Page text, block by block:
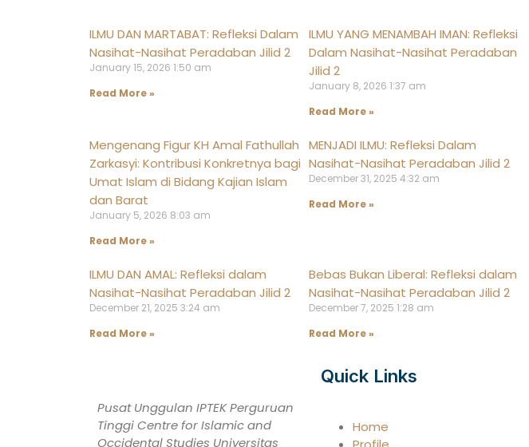
ILMU DAN MARTABAT: Refleksi Dalam
Nasihat-Nasihat Peradaban Jilid 2
January 15, 2026 1:50 am
Read More »
ILMU YANG MENAMBAH IMAN: Refleksi
Dalam Nasihat-Nasihat Peradaban
Jilid 2
January 8, 2026 1:37 am
Read More »
Mengenang Figur KH Amal Fathullah
Zarkasyi: Kontribusi Konkretnya bagi
Umat Islam di Bidang Kajian Islam
dan Barat
January 5, 2026 8:03 am
Read More »
MENJADI ILMU: Refleksi Dalam
Nasihat-Nasihat Peradaban Jilid 2
December 31, 2025 4:32 am
Read More »
ILMU DAN AMAL: Refleksi dalam
Nasihat-Nasihat Peradaban Jilid 2
December 21, 2025 3:24 am
Read More »
Bebas Bukan Liberal: Refleksi dalam
Nasihat-Nasihat Peradaban Jilid 2
December 7, 2025 1:28 am
Read More »
Pusat Unggulan IPTEK Perguruan
Tinggi Centre for Islamic and
Occidental Studies Universitas
Quick Links
Home